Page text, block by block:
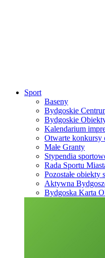
Sport
Baseny
Bydgoskie
Bydgoskie
Kalendarium
Otwarte konkursy
Małe Granty
Stypendia
Rada Sportu
Pozostałe obiekty
Aktywna
Bydgoska Karta